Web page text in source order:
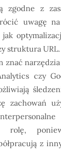
zgodne z
uwagę
struktura
znać
czy
zachowań
rolę,
z